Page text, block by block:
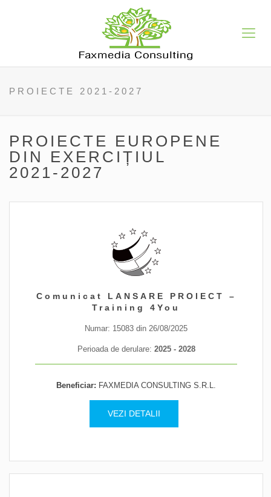
PROIECTE 2021-2027
PROIECTE EUROPENE
DIN EXERCIȚIUL
2021-2027
Comunicat LANSARE PROIECT –
Training 4You
Numar: 15083 din 26/08/2025
Perioada de derulare: 2025 - 2028
Beneficiar: FAXMEDIA CONSULTING S.R.L.
VEZI DETALII